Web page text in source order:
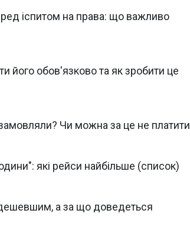
іспитом на права: що важливо
його обов'язково та як зробити це
Чи можна за це не платити
які рейси найбільше (список)
а за що доведеться